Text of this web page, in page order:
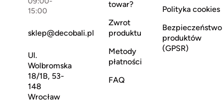
15:00
sklep@decobali.pl
Ul.
Wolbromska
18/1B, 53-
148
Wrocław
towar?
Zwrot
produktu
Metody
płatności
FAQ
Polityka cookies
Bezpieczeństwo
produktów
(GPSR)